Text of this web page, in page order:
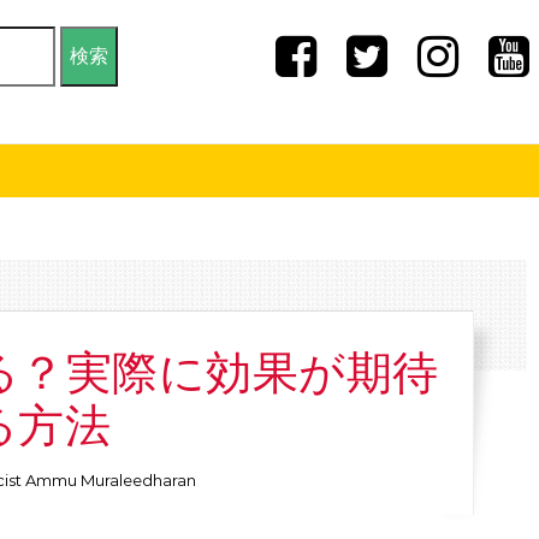
実際に効果が期待
方法
Ammu Muraleedharan